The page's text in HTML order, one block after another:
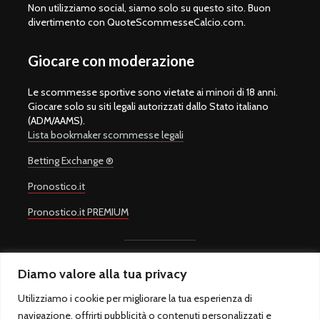
Diamo valore alla tua privacy
Utilizziamo i cookie per migliorare la tua esperienza di
navigazione, offrirti pubblicità o contenuti personalizzati e
Non utilizziamo social, siamo solo su questo sito. Buon
divertimento con QuoteScommesseCalcio.com.
Giocare con moderazione
Le scommesse sportive sono vietate ai minori di 18 anni.
Giocare solo su siti legali autorizzati dallo Stato italiano
(ADM/AAMS).
Lista bookmaker scommesse legali
Betting Exchange ®
Pronostico.it
Pronostico.it PREMIUM
Copyright © 2008-2026.Quote Scommesse Calcio
marchio registrato.
Quote Scommesse Calcio fornisce pronostici sulle principali